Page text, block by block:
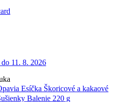
11. 8. 2026
Esíčka Škoricové a kakaové
Balenie 220 g